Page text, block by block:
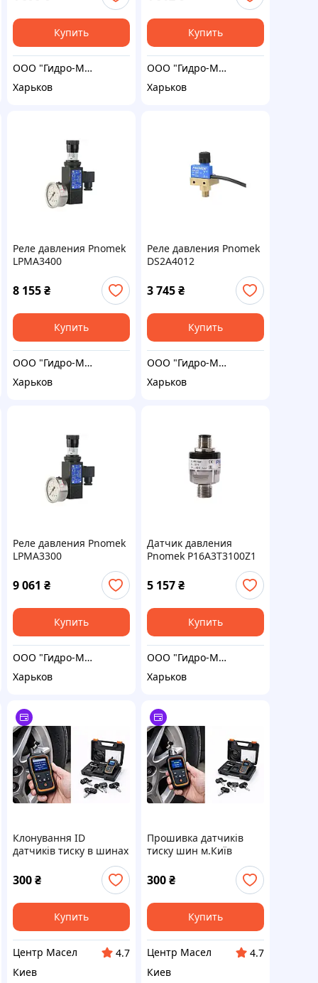
Купить
ООО "Гидро-Максимум"
Харьков
Купить
ООО "Гидро-Максимум"
Харьков
Реле давления Pnomek
LPMA3400
8 155₴
Купить
ООО "Гидро-Максимум"
Харьков
Реле давления Pnomek
DS2A4012
3 745₴
Купить
ООО "Гидро-Максимум"
Харьков
Реле давления Pnomek
LPMA3300
9 061 ₴
Купить
ООО "Гидро-Максимум"
Харьков
Датчик давления
Pnomek P16A3T3100Z1
5 157₴
Купить
ООО "Гидро-Максимум"
Харьков
Клонування ID
датчиків тиску в шинах
300₴
Купить
Центр Масел
4.7
Киев
Прошивка датчиків
тиску шин м.Київ
300₴
Купить
Центр Масел
4.7
Киев